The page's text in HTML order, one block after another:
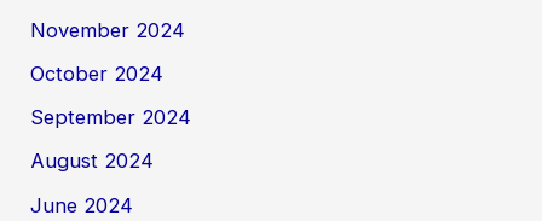
November 2024
October 2024
September 2024
August 2024
June 2024